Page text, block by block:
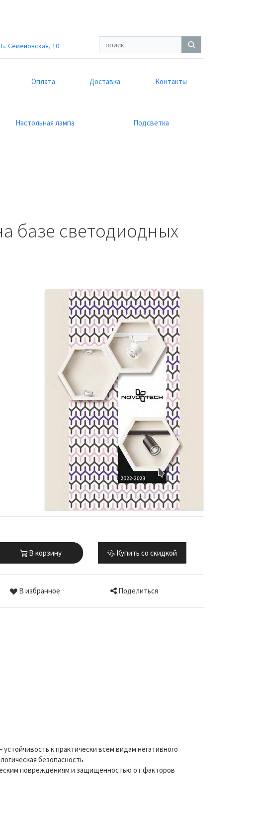
Семеновская, 10
Оплата Доставка Контакты
Настольная лампа Подсветка
базе светодиодных
В корзину Купить со скидкой
В избранное Поделиться
к практически всем видам негативного
безопасность
повреждениям и защищенностью от факторов